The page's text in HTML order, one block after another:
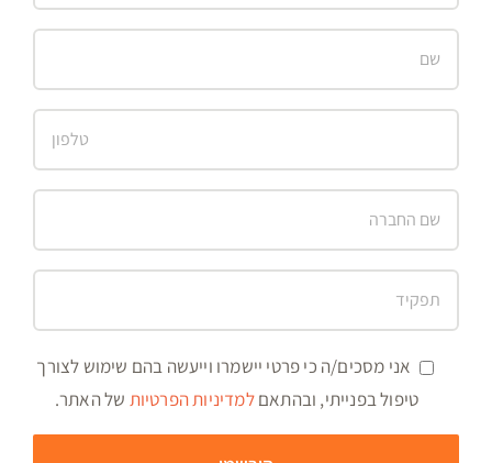
אני מסכים/ה כי פרטי יישמרו וייעשה בהם שימוש לצורך
טיפול בפנייתי, ובהתאםלמדיניות הפרטיות של האתר.